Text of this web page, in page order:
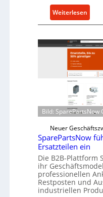
u
t
f
ü
i
d
i
r
e
k
t
e
A
n
t
Weiterlesen
C
l
l
e
n
t
w
i
c
k
e
l
t
X
Bild: SparePartsNow
Neuer
SparePartsNow
Ersatzteilen ein
Die B2B-Plattform
ihr
professionellen
Restposten und
industriellen